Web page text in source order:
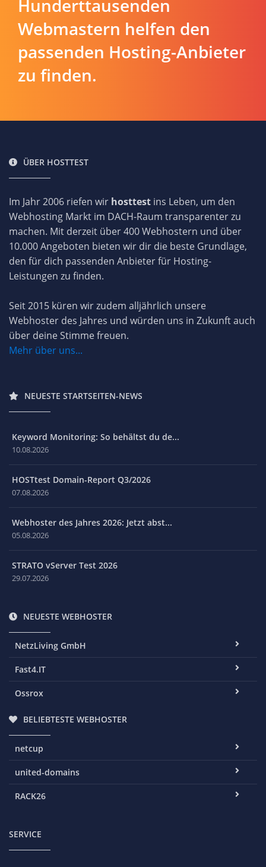
Hunderttausenden
Webmastern helfen den
passenden Hosting-Anbieter
zu finden.
ÜBER HOSTTEST
Im Jahr 2006 riefen wir hosttest ins Leben, um den
Webhosting Markt im DACH-Raum transparenter zu
machen. Mit derzeit über 400 Webhostern und über
10.000 Angeboten bieten wir dir die beste Grundlage,
den für dich passenden Anbieter für Hosting-
Leistungen zu finden.
Seit 2015 küren wir zudem alljährlich unsere
Webhoster des Jahres und würden uns in Zukunft auch
über deine Stimme freuen.
Mehr über uns...
NEUESTE STARTSEITEN-NEWS
Keyword Monitoring: So behältst du de...
10.08.2026
HOSTtest Domain-Report Q3/2026
07.08.2026
Webhoster des Jahres 2026: Jetzt abst...
05.08.2026
STRATO vServer Test 2026
29.07.2026
NEUESTE WEBHOSTER
NetzLiving GmbH
Fast4.IT
Ossrox
BELIEBTESTE WEBHOSTER
netcup
united-domains
RACK26
SERVICE